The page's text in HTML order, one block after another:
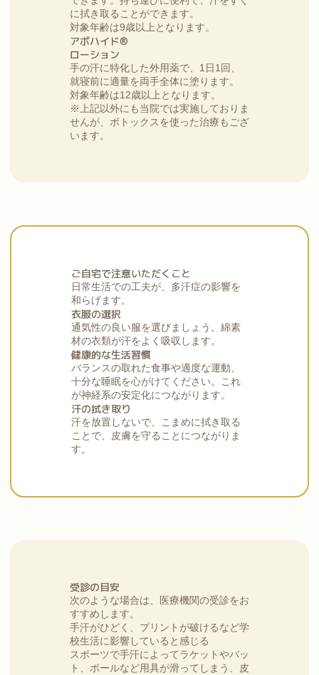
に拭き取ることができます。
対象年齢は9歳以上となります。
アポハイド®
ローション
手の汗に特化した外用薬で、1日1回、
就寝前に適量を両手全体に塗ります。
対象年齢は12歳以上となります。
※上記以外にも当院では実施しておりま
せんが、ボトックスを使った治療もござ
います。
ご自宅で注意いただくこと
日常生活での工夫が、多汗症の影響を
和らげます。
衣服の選択
通気性の良い服を選びましょう。綿素
材の衣類が汗をよく吸収します。
健康的な生活習慣
バランスの取れた食事や適度な運動、
十分な睡眠を心がけてください。これ
が神経系の安定化につながります。
汗の拭き取り
汗を放置しないで、こまめに拭き取る
ことで、皮膚を守ることにつながりま
す。
受診の目安
次のような場合は、医療機関の受診をお
すすめします。
手汗がひどく、プリントが破けるなど学
校生活に影響していると感じる
スポーツで手汗によってラケットやバッ
ト、ボールなど用具が滑ってしまう、皮